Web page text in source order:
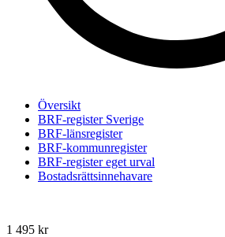
Översikt
BRF-register Sverige
BRF-länsregister
BRF-kommunregister
BRF-register eget urval
Bostadsrättsinnehavare
1 495 kr